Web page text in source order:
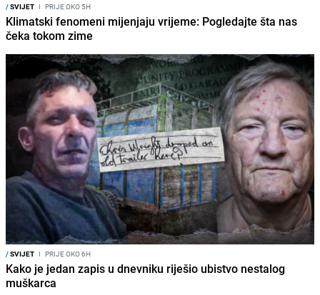
/SVIJET I PRIJE OKO 5H
Klimatski fenomeni mijenjaju vrijeme: Pogledajte šta nas
čeka tokom zime
/SVIJET I PRIJE OKO 6H
Kako je jedan zapis u dnevniku riješio ubistvo nestalog
muškarca